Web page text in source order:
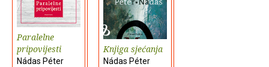
Paralelne
pripovijesti
Nádas Péter
Knjiga sjećanja
Nádas Péter